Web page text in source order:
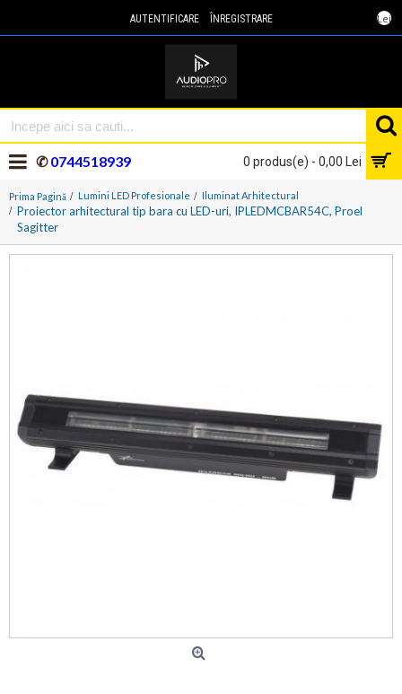
Lei
AUTENTIFICARE ÎNREGISTRARE
0 produs(e) - 0,00 Lei
✆0744518939
Prima Pagină Lumini LED Profesionale Iluminat Arhitectural
Proiector arhitectural tip bara cu LED-uri, IPLEDMCBAR54C, Proel
Sagitter